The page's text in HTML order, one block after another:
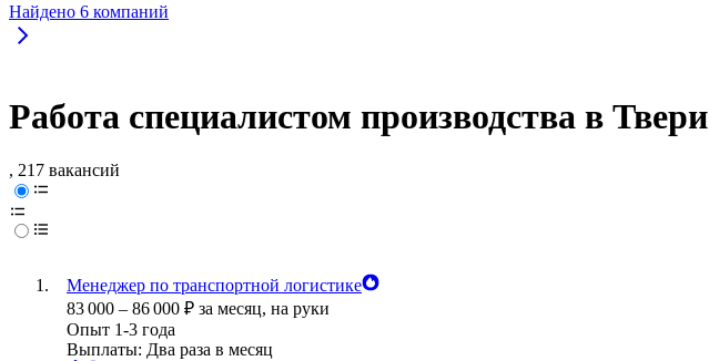
Найдено 6 компаний
Работа специалистом производства в Твери
, 217 вакансий
Менеджер по транспортной логистике
83 000 – 86 000 ₽ за месяц, на руки
Опыт 1-3 года
Выплаты: Два раза в месяц